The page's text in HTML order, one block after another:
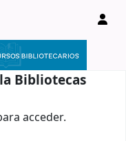
Bibliotecas
acceder.